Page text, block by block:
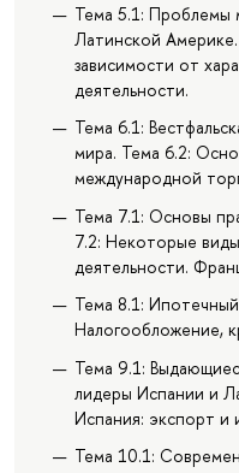
Тема 5.1: Проблемы
Латинской
зависимости от
деятельности.
Тема 6.1:
мира. Тема 6.2:
международной
Тема 7.1: Основы
7.2: Некоторые
деятельности.
Тема 8.1:
Налогообложение,
Тема 9.1:
лидеры Испании и
Испания: экспорт и
Тема 10.1: